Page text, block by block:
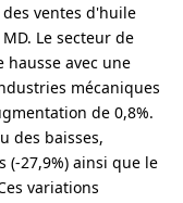
ventes d'huile
Le secteur de
avec une
mécaniques
de 0,8%.
des baisses,
(-27,9%) ainsi que le
variations